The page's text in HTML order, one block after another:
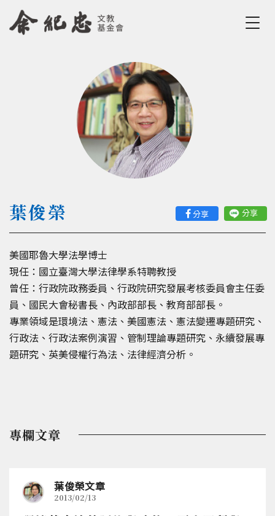
Jump to Navigation
Jump to Main content
分享 分享
葉俊榮
美國耶魯大學法學博士
現任：國立臺灣大學法律學系特聘教授
曾任：行政院政務委員、行政院研究發展考核委員會主任委
員、國民大會秘書長、內政部部長、教育部部長。
專業領域是環境法、憲法、美國憲法、憲法變遷專題研究、
行政法、行政法案例演習、管制理論專題研究、永續發展專
題研究、英美侵權行為法、法律經濟分析。
專欄文章
葉俊榮文章
2013/02/13